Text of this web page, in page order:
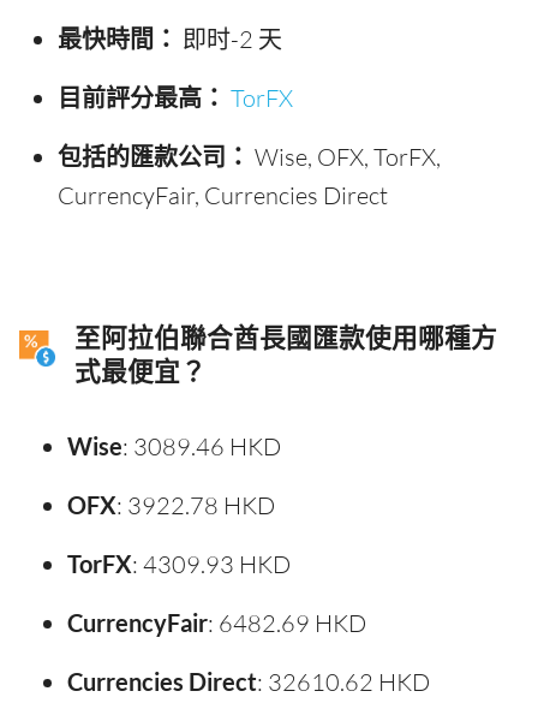
最快時間： 即时-2 天
目前評分最高： TorFX
包括的匯款公司： Wise, OFX, TorFX,
CurrencyFair, Currencies Direct
至阿拉伯聯合酋長國匯款使用哪種方
式最便宜？
Wise: 3089.46 HKD
OFX: 3922.78 HKD
TorFX: 4309.93 HKD
CurrencyFair: 6482.69 HKD
Currencies Direct: 32610.62 HKD